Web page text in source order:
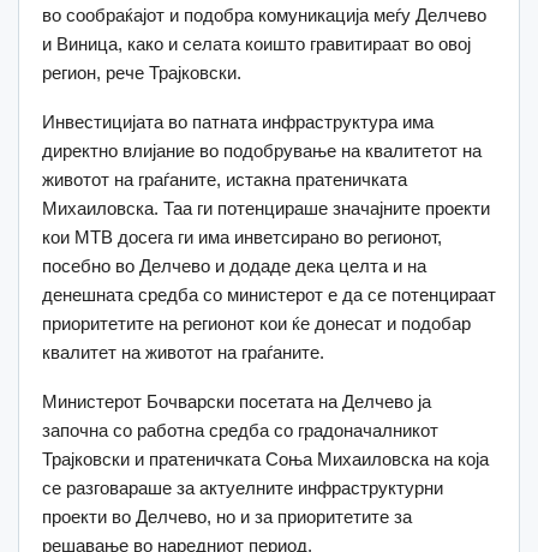
во сообраќајот и подобра комуникација меѓу Делчево
и Виница, како и селата коишто гравитираат во овој
регион, рече Трајковски.
Инвестицијата во патната инфраструктура има
директно влијание во подобрување на квалитетот на
животот на граѓаните, истакна пратеничката
Михаиловска. Таа ги потенцираше значајните проекти
кои МТВ досега ги има инветсирано во регионот,
посебно во Делчево и додаде дека целта и на
денешната средба со министерот е да се потенцираат
приоритетите на регионот кои ќе донесат и подобар
квалитет на животот на граѓаните.
Министерот Бочварски посетата на Делчево ја
започна со работна средба со градоначалникот
Трајковски и пратеничката Соња Михаиловска на која
се разговараше за актуелните инфраструктурни
проекти во Делчево, но и за приоритетите за
решавање во наредниот период.